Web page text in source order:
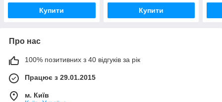
Купити Купити
Про нас
100% позитивних з 40 відгуків за рік
Працює з 29.01.2015
м. Київ